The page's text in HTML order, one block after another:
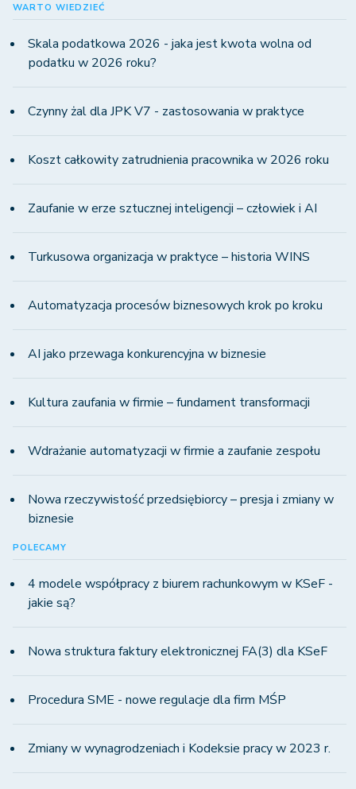
WARTO WIEDZIEĆ
Skala podatkowa 2026 - jaka jest kwota wolna od
podatku w 2026 roku?
Czynny żal dla JPK V7 - zastosowania w praktyce
Koszt całkowity zatrudnienia pracownika w 2026 roku
Zaufanie w erze sztucznej inteligencji – człowiek i AI
Turkusowa organizacja w praktyce – historia WINS
Automatyzacja procesów biznesowych krok po kroku
AI jako przewaga konkurencyjna w biznesie
Kultura zaufania w firmie – fundament transformacji
Wdrażanie automatyzacji w firmie a zaufanie zespołu
Nowa rzeczywistość przedsiębiorcy – presja i zmiany w
biznesie
POLECAMY
4 modele współpracy z biurem rachunkowym w KSeF -
jakie są?
Nowa struktura faktury elektronicznej FA(3) dla KSeF
Procedura SME - nowe regulacje dla firm MŚP
Zmiany w wynagrodzeniach i Kodeksie pracy w 2023 r.